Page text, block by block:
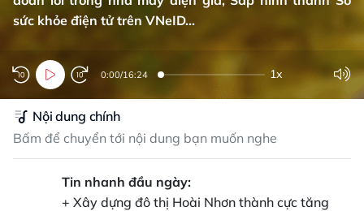
sức khỏe điện tử trên VNeID...
0:00/16:24 1x
Nội dung chính
Bấm để chuyển tới nội dung bạn muốn nghe
Tin nhanh đầu ngày:
+ Xây dựng đô thị Hoài Nhơn thành cực tăng